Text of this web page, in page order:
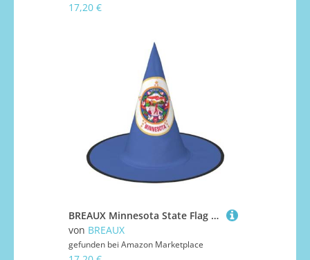
17,20 €
BREAUX Minnesota State Flag Print Halloween Hexe und Zauberer Hut Hexenkostüm für Themendekoration Halloween Party
von BREAUX
gefunden bei Amazon Marketplace